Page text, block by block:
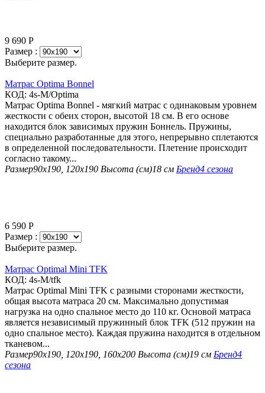
9 690 Р
Размер :
Выберите размер.
Матрас Optima Bonnel
КОД: 4s-M/Optima
Матрас Optima Bonnel - мягкий матрас с одинаковым уровнем
жесткости с обеих сторон, высотой 18 см. В его основе
находится блок зависимых пружин Боннель. Пружины,
специально разработанные для этого, непрерывно сплетаются
в определенной последовательности. Плетение происходит
согласно такому...
Размер90х190, 120х190 Высота (см)18 см Бренд4 сезона
6 590 Р
Размер :
Выберите размер.
Матрас Optimal Mini TFK
КОД: 4s-M/tfk
Матрас Optimal Mini TFK с разными сторонами жесткости,
общая высота матраса 20 см. Максимально допустимая
нагрузка на одно спальное место до 110 кг. Основой матраса
является независимый пружинный блок TFK (512 пружин на
одно спальное место). Каждая пружина находится в отдельном
тканевом...
Размер90х190, 120х190, 160х200 Высота (см)19 см Бренд4
сезона